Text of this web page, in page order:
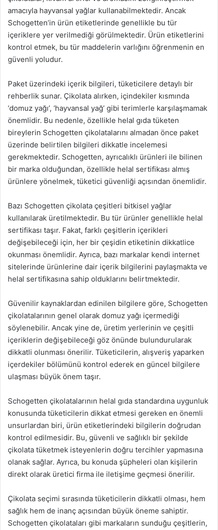
amacıyla hayvansal yağlar kullanabilmektedir. Ancak
Schogetten’in ürün etiketlerinde genellikle bu tür
içeriklere yer verilmediği görülmektedir. Ürün etiketlerini
kontrol etmek, bu tür maddelerin varlığını öğrenmenin en
güvenli yoludur.
Paket üzerindeki içerik bilgileri, tüketicilere detaylı bir
rehberlik sunar. Çikolata alırken, içindekiler kısmında
‘domuz yağı’, ‘hayvansal yağ’ gibi terimlerle karşılaşmamak
önemlidir. Bu nedenle, özellikle helal gıda tüketen
bireylerin Schogetten çikolatalarını almadan önce paket
üzerinde belirtilen bilgileri dikkatle incelemesi
gerekmektedir. Schogetten, ayrıcalıklı ürünleri ile bilinen
bir marka olduğundan, özellikle helal sertifikası almış
ürünlere yönelmek, tüketici güvenliği açısından önemlidir.
Bazı Schogetten çikolata çeşitleri bitkisel yağlar
kullanılarak üretilmektedir. Bu tür ürünler genellikle helal
sertifikası taşır. Fakat, farklı çeşitlerin içerikleri
değişebileceği için, her bir çeşidin etiketinin dikkatlice
okunması önemlidir. Ayrıca, bazı markalar kendi internet
sitelerinde ürünlerine dair içerik bilgilerini paylaşmakta ve
helal sertifikasına sahip olduklarını belirtmektedir.
Güvenilir kaynaklardan edinilen bilgilere göre, Schogetten
çikolatalarının genel olarak domuz yağı içermediği
söylenebilir. Ancak yine de, üretim yerlerinin ve çeşitli
içeriklerin değişebileceği göz önünde bulundurularak
dikkatli olunması önerilir. Tüketicilerin, alışveriş yaparken
içerdekiler bölümünü kontrol ederek en güncel bilgilere
ulaşması büyük önem taşır.
Schogetten çikolatalarının helal gıda standardına uygunluk
konusunda tüketicilerin dikkat etmesi gereken en önemli
unsurlardan biri, ürün etiketlerindeki bilgilerin doğrudan
kontrol edilmesidir. Bu, güvenli ve sağlıklı bir şekilde
çikolata tüketmek isteyenlerin doğru tercihler yapmasına
olanak sağlar. Ayrıca, bu konuda şüpheleri olan kişilerin
direkt olarak üretici firma ile iletişime geçmesi önerilir.
Çikolata seçimi sırasında tüketicilerin dikkatli olması, hem
sağlık hem de inanç açısından büyük öneme sahiptir.
Schogetten çikolataları gibi markaların sunduğu çeşitlerin,